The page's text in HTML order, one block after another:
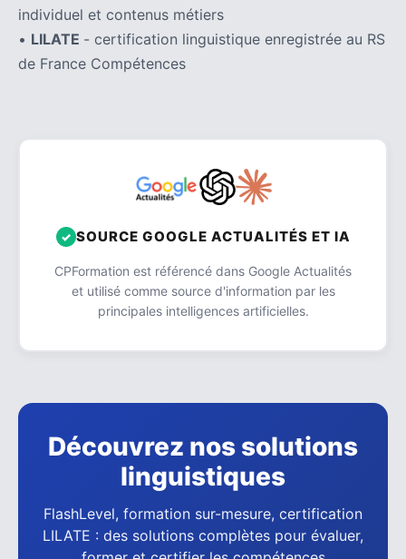
individuel et contenus métiers
• LILATE - certification linguistique enregistrée au RS
de France Compétences
SOURCE GOOGLE ACTUALITÉS ET IA
CPFormation est référencé dans Google Actualités
et utilisé comme source d'information par les
principales intelligences artificielles.
Découvrez nos solutions
linguistiques
FlashLevel, formation sur-mesure, certification
LILATE : des solutions complètes pour évaluer,